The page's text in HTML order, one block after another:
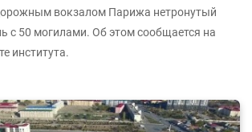
вокзалом Парижа нетронутый
с 50 могилами. Об этом сообщается на
института.